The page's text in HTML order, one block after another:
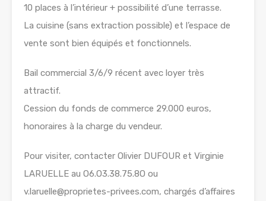
10 places à l’intérieur + possibilité d’une terrasse.
La cuisine (sans extraction possible) et l’espace de
vente sont bien équipés et fonctionnels.
Bail commercial 3/6/9 récent avec loyer très
attractif.
Cession du fonds de commerce 29.000 euros,
honoraires à la charge du vendeur.
Pour visiter, contacter Olivier DUFOUR et Virginie
LARUELLE au O6.O3.38.75.8O ou
v.laruelle@proprietes-privees.com, chargés d’affaires